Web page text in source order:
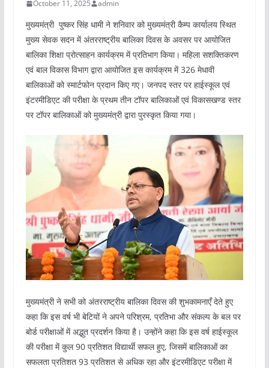
October 11, 2025 admin
मुख्यमंत्री पुष्कर सिंह धामी ने शनिवार को मुख्यमंत्री कैम्प कार्यालय स्थित
मुख्य सेवक सदन में अंतरराष्ट्रीय बालिका दिवस के अवसर पर आयोजित
बालिका शिक्षा प्रोत्साहन कार्यक्रम में प्रतिभाग किया। महिला सशक्तिकरण
एवं बाल विकास विभाग द्वारा आयोजित इस कार्यक्रम में 326 मेधावी
बालिकाओं को स्मार्टफोन प्रदान किए गए। जनपद स्तर पर हाईस्कूल एवं
इंटरमीडिएट की परीक्षा के प्रथम तीन टॉपर बालिकाओं एवं विकासखण्ड स्तर
पर टॉपर बालिकाओं को मुख्यमंत्री द्वारा पुरस्कृत किया गया।
मुख्यमंत्री ने सभी को अंतरराष्ट्रीय बालिका दिवस की शुभकामनाएँ देते हुए
कहा कि इस वर्ष भी बेटियों ने अपने परिश्रम, प्रतिभा और संकल्प के बल पर
बोर्ड परीक्षाओं में अद्भुत प्रदर्शन किया है। उन्होंने कहा कि इस वर्ष हाईस्कूल
की परीक्षा में कुल 90 प्रतिशत विद्यार्थी सफल हुए, जिसमें बालिकाओं का
सफलता प्रतिशत 93 प्रतिशत से अधिक रहा और इंटरमीडिएट परीक्षा में